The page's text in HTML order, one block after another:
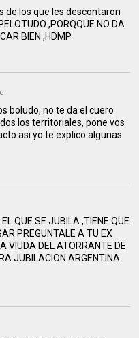
de los que les descontaron
,PORQQUE NO DA
BIEN ,HDMP
boludo, no te da el cuero
los territoriales, pone vos
asi yo te explico algunas
QUE SE JUBILA ,TIENE QUE
PREGUNTALE A TU EX
VIUDA DEL ATORRANTE DE
JUBILACION ARGENTINA